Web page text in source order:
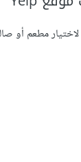
مطعم أو